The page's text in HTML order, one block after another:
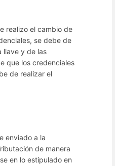
realizo el cambio de
se debe de
llave y de las
que los credenciales
de realizar el
enviado a la
de manera
en lo estipulado en